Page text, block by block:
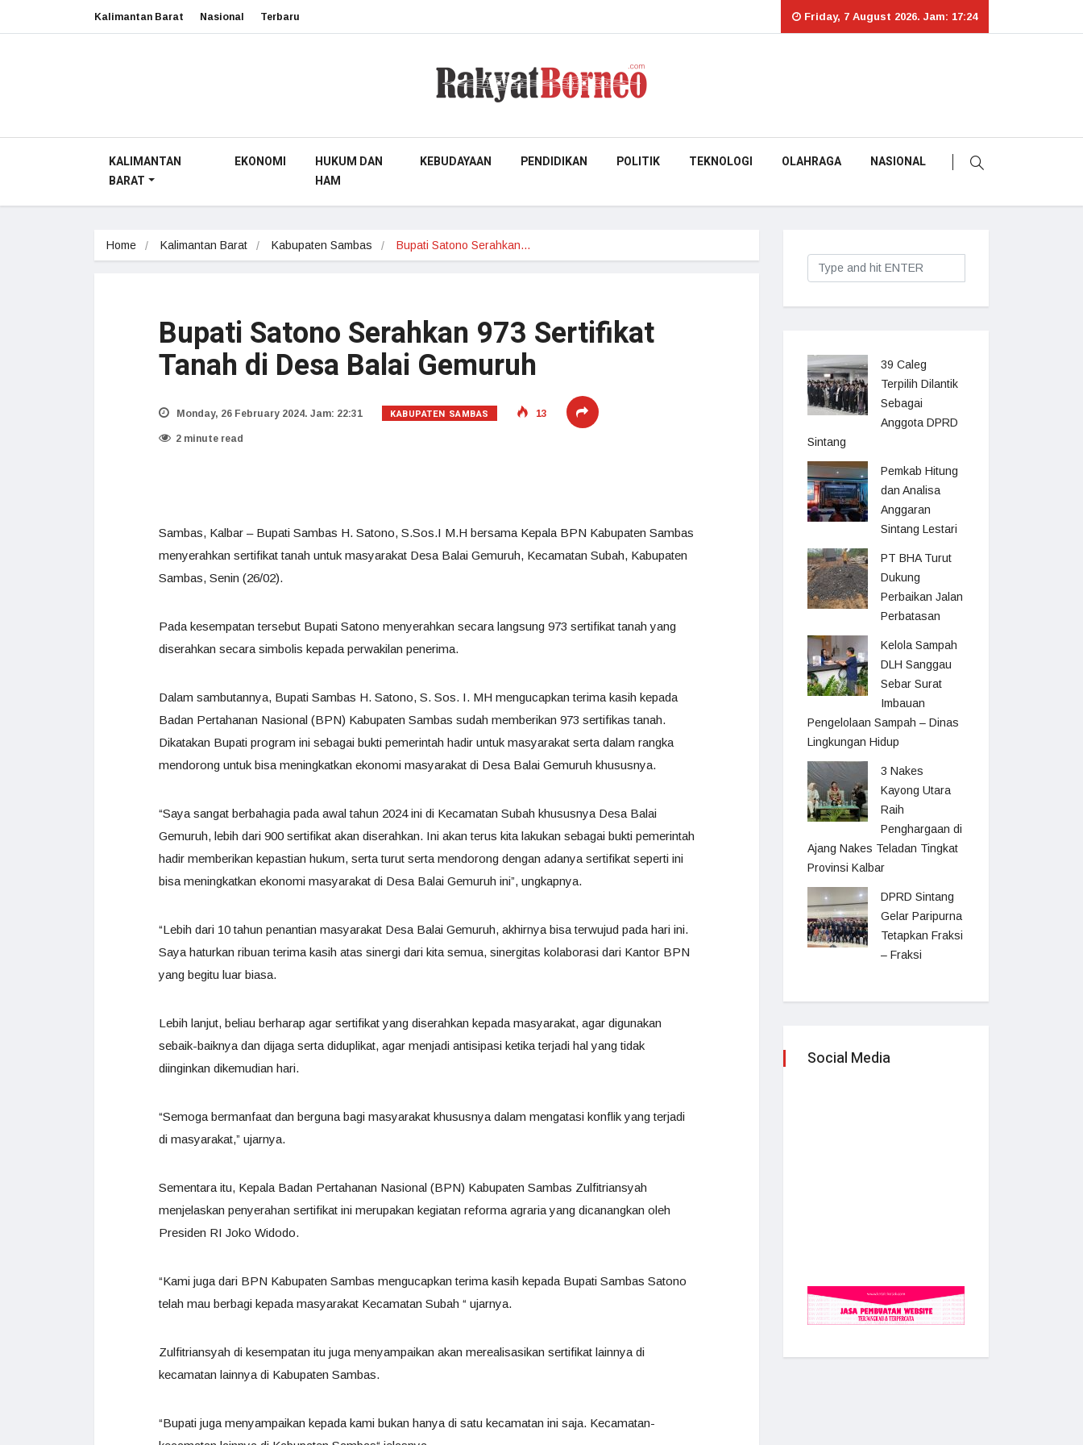
Kalimantan Barat Nasional Terbaru Friday, 7 August 2026. Jam: 17:24
KALIMANTAN
BARAT
EKONOMI
HUKUM DAN
HAM
KEBUDAYAAN PENDIDIKAN POLITIK TEKNOLOGI OLAHRAGA NASIONAL
Home Kalimantan Barat Kabupaten Sambas Bupati Satono Serahkan…
Bupati Satono Serahkan 973 Sertifikat
Tanah di Desa Balai Gemuruh
Monday, 26 February 2024. Jam: 22:31 KABUPATEN SAMBAS 13
2 minute read
Sambas, Kalbar – Bupati Sambas H. Satono, S.Sos.I M.H bersama Kepala BPN Kabupaten Sambas
menyerahkan sertifikat tanah untuk masyarakat Desa Balai Gemuruh, Kecamatan Subah, Kabupaten
Sambas, Senin (26/02).
Pada kesempatan tersebut Bupati Satono menyerahkan secara langsung 973 sertifikat tanah yang
diserahkan secara simbolis kepada perwakilan penerima.
Dalam sambutannya, Bupati Sambas H. Satono, S. Sos. I. MH mengucapkan terima kasih kepada
Badan Pertahanan Nasional (BPN) Kabupaten Sambas sudah memberikan 973 sertifikas tanah.
Dikatakan Bupati program ini sebagai bukti pemerintah hadir untuk masyarakat serta dalam rangka
mendorong untuk bisa meningkatkan ekonomi masyarakat di Desa Balai Gemuruh khususnya.
“Saya sangat berbahagia pada awal tahun 2024 ini di Kecamatan Subah khususnya Desa Balai
Gemuruh, lebih dari 900 sertifikat akan diserahkan. Ini akan terus kita lakukan sebagai bukti pemerintah
hadir memberikan kepastian hukum, serta turut serta mendorong dengan adanya sertifikat seperti ini
bisa meningkatkan ekonomi masyarakat di Desa Balai Gemuruh ini”, ungkapnya.
“Lebih dari 10 tahun penantian masyarakat Desa Balai Gemuruh, akhirnya bisa terwujud pada hari ini.
Saya haturkan ribuan terima kasih atas sinergi dari kita semua, sinergitas kolaborasi dari Kantor BPN
yang begitu luar biasa.
Lebih lanjut, beliau berharap agar sertifikat yang diserahkan kepada masyarakat, agar digunakan
sebaik-baiknya dan dijaga serta diduplikat, agar menjadi antisipasi ketika terjadi hal yang tidak
diinginkan dikemudian hari.
“Semoga bermanfaat dan berguna bagi masyarakat khususnya dalam mengatasi konflik yang terjadi
di masyarakat,” ujarnya.
Sementara itu, Kepala Badan Pertahanan Nasional (BPN) Kabupaten Sambas Zulfitriansyah
menjelaskan penyerahan sertifikat ini merupakan kegiatan reforma agraria yang dicanangkan oleh
Presiden RI Joko Widodo.
“Kami juga dari BPN Kabupaten Sambas mengucapkan terima kasih kepada Bupati Sambas Satono
telah mau berbagi kepada masyarakat Kecamatan Subah “ ujarnya.
Zulfitriansyah di kesempatan itu juga menyampaikan akan merealisasikan sertifikat lainnya di
kecamatan lainnya di Kabupaten Sambas.
“Bupati juga menyampaikan kepada kami bukan hanya di satu kecamatan ini saja. Kecamatan-
39 Caleg
Terpilih Dilantik
Sebagai
Anggota DPRD
Sintang
Pemkab Hitung
dan Analisa
Anggaran
Sintang Lestari
PT BHA Turut
Dukung
Perbaikan Jalan
Perbatasan
Kelola Sampah
DLH Sanggau
Sebar Surat
Imbauan
Pengelolaan Sampah – Dinas
Lingkungan Hidup
3 Nakes
Kayong Utara
Raih
Penghargaan di
Ajang Nakes Teladan Tingkat
Provinsi Kalbar
DPRD Sintang
Gelar Paripurna
Tetapkan Fraksi
– Fraksi
Social Media